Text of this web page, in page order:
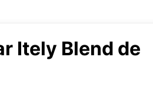
Itely Blend de